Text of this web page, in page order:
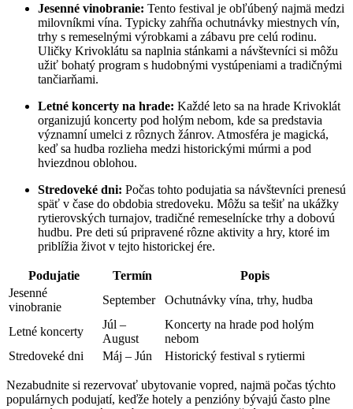
Jesenné vinobranie: Tento festival je obľúbený najmä medzi
milovníkmi vína. Typicky zahŕňa ochutnávky miestnych vín,
trhy s remeselnými výrobkami a zábavu pre celú rodinu.
Uličky Krivoklátu sa naplnia stánkami a návštevníci si môžu
užiť bohatý program s hudobnými vystúpeniami a tradičnými
tančiarňami.
Letné koncerty na hrade: Každé leto sa na hrade Krivoklát
organizujú koncerty pod holým nebom, kde sa predstavia
významní umelci z rôznych žánrov. Atmosféra je magická,
keď sa hudba rozlieha medzi historickými múrmi a pod
hviezdnou oblohou.
Stredoveké dni: Počas tohto podujatia sa návštevníci prenesú
späť v čase do obdobia stredoveku. Môžu sa tešiť na ukážky
rytierovských turnajov, tradičné remeselnícke trhy a dobovú
hudbu. Pre deti sú pripravené rôzne aktivity a hry, ktoré im
priblížia život v tejto historickej ére.
Podujatie Termín
Popis
Jesenné
vinobranie
September Ochutnávky vína, trhy, hudba
Letné koncerty
Júl –
August
Koncerty na hrade pod holým
nebom
Stredoveké dni
Máj – Jún Historický festival s rytiermi
Nezabudnite si rezervovať ubytovanie vopred, najmä počas týchto
populárnych podujatí, keďže hotely a penzióny bývajú často plne